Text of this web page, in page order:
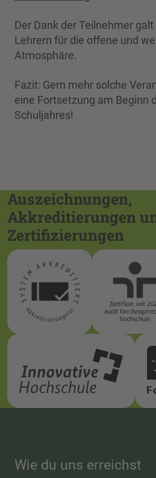
Der Dank der Teilnehmer
Lehrern für die offene und
Atmosphäre.
Fazit: Gern mehr solche
eine Fortsetzung am Beginn
Schuljahres!
Auszeichnungen,
Akkreditierungen
Zertifizierungen
Wie du uns erreichst